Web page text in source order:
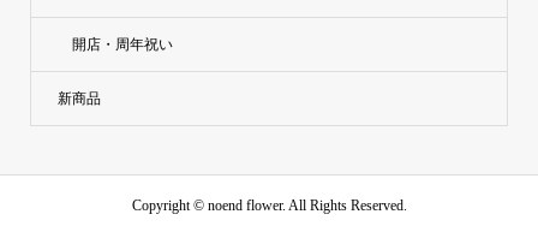
開店・周年祝い
新商品
Copyright ©noend flower. All Rights Reserved.